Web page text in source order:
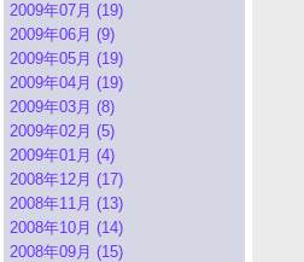
2009年07月 (19)
2009年06月 (9)
2009年05月 (19)
2009年04月 (19)
2009年03月 (8)
2009年02月 (5)
2009年01月 (4)
2008年12月 (17)
2008年11月 (13)
2008年10月 (14)
2008年09月 (15)